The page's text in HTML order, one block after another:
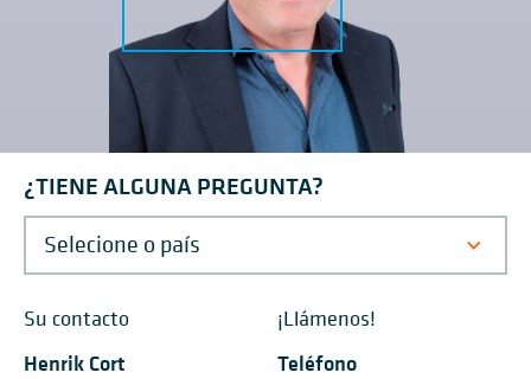
¿TIENE ALGUNA PREGUNTA?
Su contacto
Henrik Cort
¡Llámenos!
Teléfono